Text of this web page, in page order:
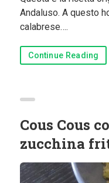
Andaluso. A questo
calabrese….
Continue Reading
Cous Cous
zucchina